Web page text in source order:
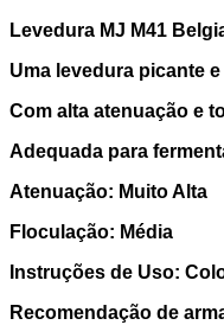
Levedura MJ M41
Uma levedura picante
Com alta atenuação e
Adequada para
Atenuação: Muito Alta
Floculação: Média
Instruções de Uso:
Recomendação de